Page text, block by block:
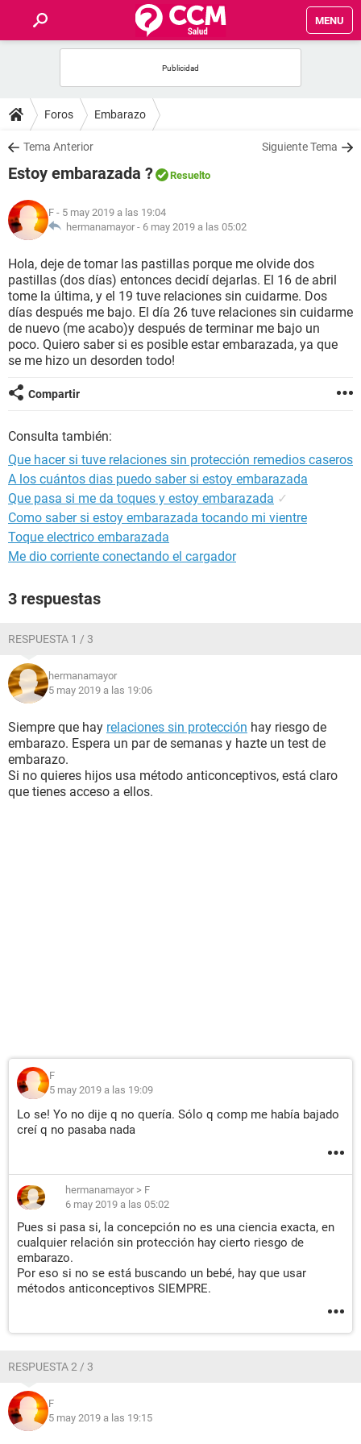
MENU
FOROS
SALUD
FAMILIA
NUTRICIÓN
BIENESTAR
SEXUALIDAD
GLOSARIO
Foros Embarazo
Tema Anterior Siguiente Tema
Estoy embarazada ? Resuelto
F - 5 may 2019 a las 19:04
hermanamayor - 6 may 2019 a las 05:02
Hola, deje de tomar las pastillas porque me olvide dos
pastillas (dos días) entonces decidí dejarlas. El 16 de abril
tome la última, y el 19 tuve relaciones sin cuidarme. Dos
días después me bajo. El día 26 tuve relaciones sin cuidarme
de nuevo (me acabo)y después de terminar me bajo un
poco. Quiero saber si es posible estar embarazada, ya que
se me hizo un desorden todo!
Compartir
Consulta también:
Que hacer si tuve relaciones sin protección remedios caseros
A los cuántos dias puedo saber si estoy embarazada
Que pasa si me da toques y estoy embarazada ✓
Como saber si estoy embarazada tocando mi vientre
Toque electrico embarazada
Me dio corriente conectando el cargador
3 respuestas
RESPUESTA 1 / 3
hermanamayor
5 may 2019 a las 19:06
Siempre que hay relaciones sin protección hay riesgo de
embarazo. Espera un par de semanas y hazte un test de
embarazo.
Si no quieres hijos usa método anticonceptivos, está claro
que tienes acceso a ellos.
F
5 may 2019 a las 19:09
Lo se! Yo no dije q no quería. Sólo q comp me había bajado
creí q no pasaba nada
hermanamayor > F
6 may 2019 a las 05:02
Pues si pasa si, la concepción no es una ciencia exacta, en
cualquier relación sin protección hay cierto riesgo de
embarazo.
Por eso si no se está buscando un bebé, hay que usar
métodos anticonceptivos SIEMPRE.
RESPUESTA 2 / 3
F
5 may 2019 a las 19:15